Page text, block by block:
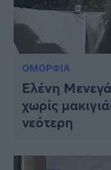
ΟΜΟΡΦΙΑ
Ελένη
χωρίς
νεότερη